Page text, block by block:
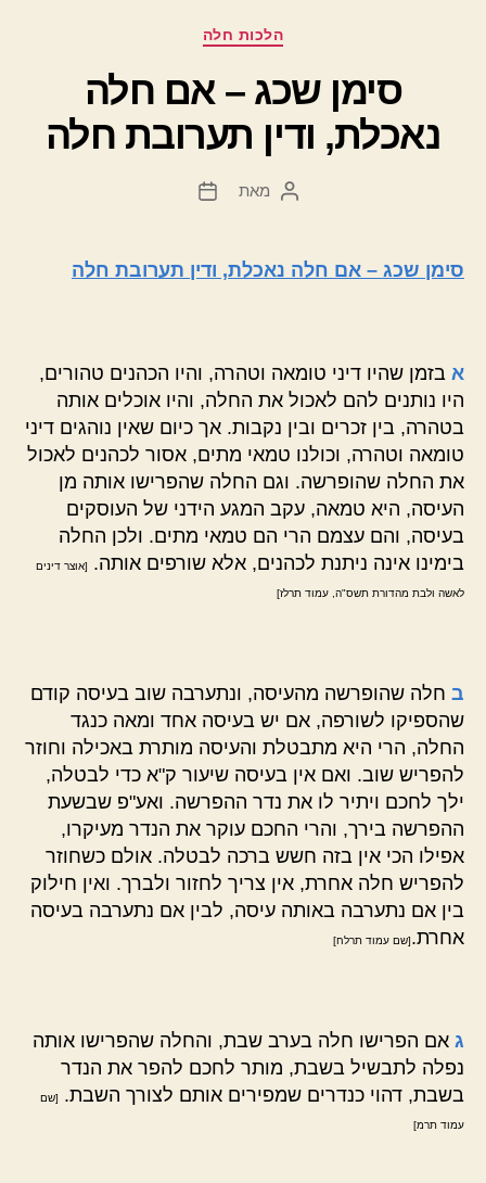
קטגוריות
הלכות חלה
סימן שכג – אם חלה
נאכלת, ודין תערובת חלה
המחבר
מאת
תאריך
סימן שכג – אם חלה נאכלת, ודין תערובת חלה
א בזמן שהיו דיני טומאה וטהרה, והיו הכהנים טהורים,
היו נותנים להם לאכול את החלה, והיו אוכלים אותה
בטהרה, בין זכרים ובין נקבות. אך כיום שאין נוהגים דיני
טומאה וטהרה, וכולנו טמאי מתים, אסור לכהנים לאכול
את החלה שהופרשה. וגם החלה שהפרישו אותה מן
העיסה, היא טמאה, עקב המגע הידני של העוסקים
בעיסה, והם עצמם הרי הם טמאי מתים. ולכן החלה
בימינו אינה ניתנת לכהנים, אלא שורפים אותה.
[אוצר דינים
לאשה ולבת מהדורת תשס"ה, עמוד תרלז]
ב חלה שהופרשה מהעיסה, ונתערבה שוב בעיסה קודם
שהספיקו לשורפה, אם יש בעיסה אחד ומאה כנגד
החלה, הרי היא מתבטלת והעיסה מותרת באכילה וחוזר
להפריש שוב. ואם אין בעיסה שיעור ק"א כדי לבטלה,
ילך לחכם ויתיר לו את נדר ההפרשה. ואע"פ שבשעת
ההפרשה בירך, והרי החכם עוקר את הנדר מעיקרו,
אפילו הכי אין בזה חשש ברכה לבטלה. אולם כשחוזר
להפריש חלה אחרת, אין צריך לחזור ולברך. ואין חילוק
בין אם נתערבה באותה עיסה, לבין אם נתערבה בעיסה
אחרת.[שם עמוד תרלח]
ג אם הפרישו חלה בערב שבת, והחלה שהפרישו אותה
נפלה לתבשיל בשבת, מותר לחכם להפר את הנדר
בשבת, דהוי כנדרים שמפירים אותם לצורך השבת.
[שם
עמוד תרמ]